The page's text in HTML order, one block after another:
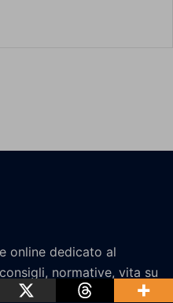
online dedicato al
normative, vita su
di più alla sezione "Chi